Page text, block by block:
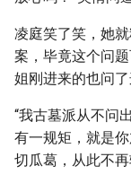
凌庭笑了笑，她
案，毕竟这个问
姐刚进来的也问了
“我古墓派从不问
有一规矩，就是
切瓜葛，从此不再